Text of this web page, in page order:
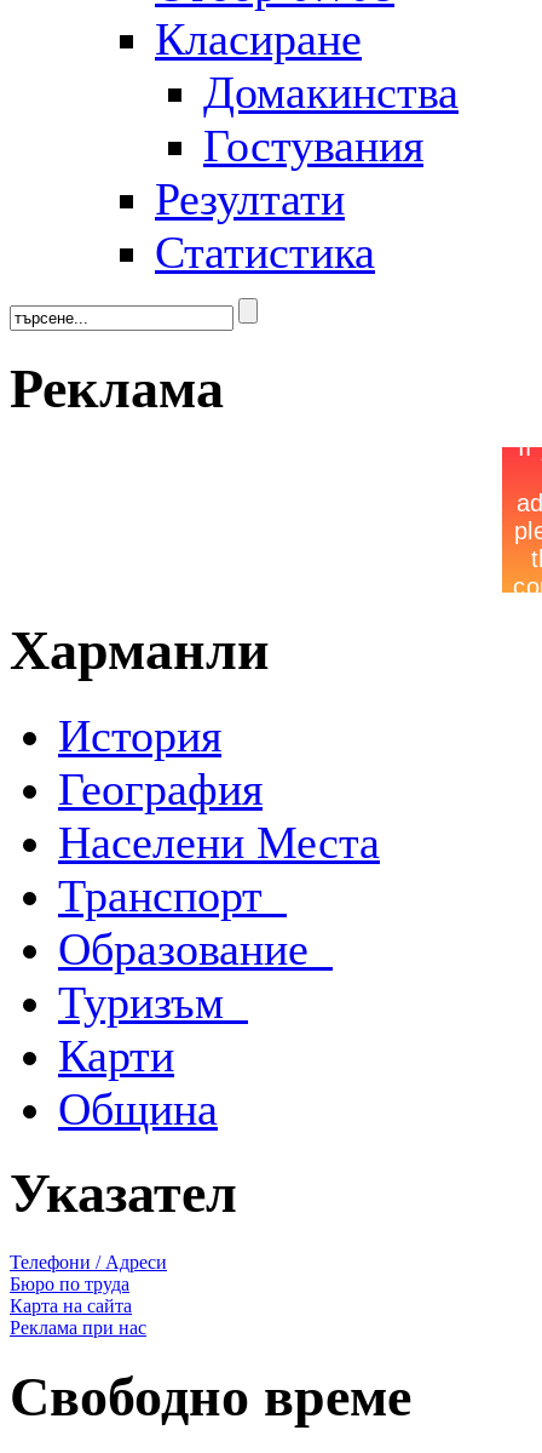
Класиране
Домакинства
Гостувания
Резултати
Статистика
Реклама
Харманли
История
География
Населени Места
Транспорт
Образование
Туризъм
Карти
Община
Указател
Телефони / Адреси
Бюро по труда
Карта на сайта
Реклама при нас
Свободно време